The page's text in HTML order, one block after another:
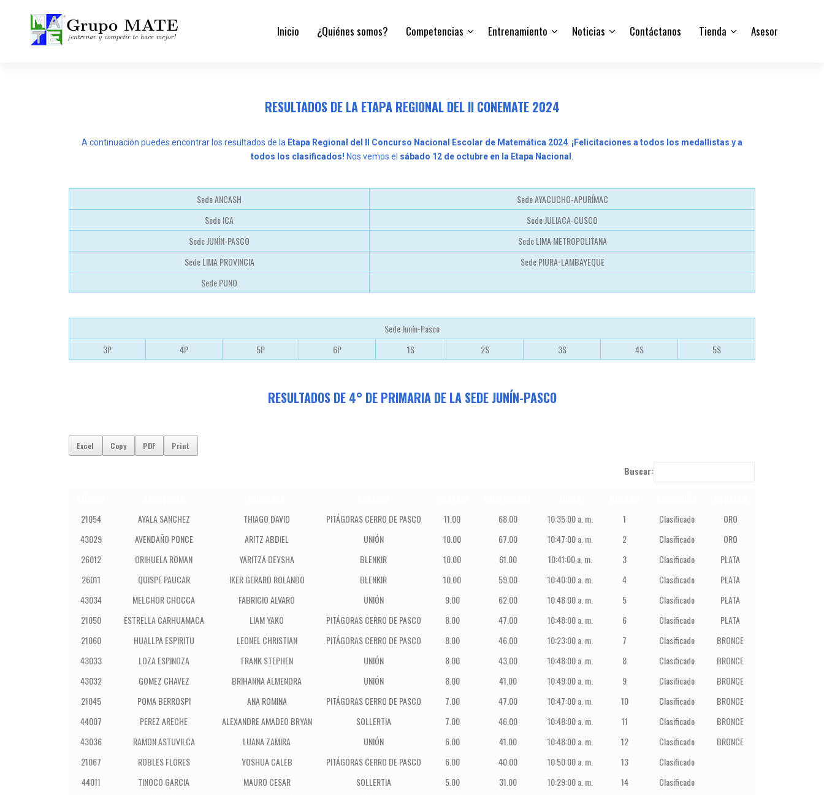
Inicio ¿Quiénes somos? Competencias Entrenamiento Noticias Contáctanos Tienda Asesor
RESULTADOS DE LA ETAPA REGIONAL DEL II CONEMATE 2024
A continuación puedes encontrar los resultados de la Etapa Regional del II Concurso Nacional Escolar de Matemática 2024 ¡Felicitaciones a todos los medallistas y a
todos los clasificados! Nos vemos el sábado 12 de octubre en la Etapa Nacional
Sede ANCASH
Sede AYACUCHO-APURÍMAC
Sede ICA
Sede JULIACA-CUSCO
Sede JUNÍN-PASCO
Sede LIMA METROPOLITANA
Sede LIMA PROVINCIA
Sede PIURA-LAMBAYEQUE
Sede PUNO
Sede Junín-Pasco
3P
4P 5P 6P 1S 2S 3S 4S 5S
RESULTADOS DE 4° DE PRIMARIA DE LA SEDE JUNÍN-PASCO
Excel Copy PDF Print
Buscar:
21054
AYALA SANCHEZ THIAGO DAVID PITÁGORAS CERRO DE PASCO 11.00 68.00 10:35:00 a. m. 1 Clasificado
ORO
43029
AVENDAÑO PONCE ARITZ ABDIEL UNIÓN 10.00 67.00 10:47:00 a. m. 2 Clasificado
ORO
26012
ORIHUELA ROMAN YARITZA DEYSHA BLENKIR 10.00 61.00 10:41:00 a. m. 3 Clasificado
PLATA
26011
QUISPE PAUCAR IKER GERARD ROLANDO BLENKIR 10.00 59.00 10:40:00 a. m. 4 Clasificado
PLATA
43034
MELCHOR CHOCCA FABRICIO ALVARO UNIÓN 9.00 62.00 10:48:00 a. m. 5 Clasificado
PLATA
21050
ESTRELLA CARHUAMACA LIAM YAKO PITÁGORAS CERRO DE PASCO 8.00 47.00 10:48:00 a. m. 6 Clasificado
PLATA
21060
HUALLPA ESPIRITU LEONEL CHRISTIAN PITÁGORAS CERRO DE PASCO 8.00 46.00 10:23:00 a. m. 7 Clasificado
BRONCE
43033
LOZA ESPINOZA FRANK STEPHEN UNIÓN 8.00 43.00 10:48:00 a. m. 8 Clasificado
BRONCE
43032
GOMEZ CHAVEZ BRIHANNA ALMENDRA UNIÓN 8.00 41.00 10:49:00 a. m. 9 Clasificado
BRONCE
21045
POMA BERROSPI ANA ROMINA PITÁGORAS CERRO DE PASCO 7.00 47.00 10:47:00 a. m. 10 Clasificado
BRONCE
44007
PEREZ ARECHE ALEXANDRE AMADEO BRYAN SOLLERTIA 7.00 46.00 10:48:00 a. m. 11 Clasificado
BRONCE
43036
RAMON ASTUVILCA LUANA ZAMIRA UNIÓN 6.00 41.00 10:48:00 a. m. 12 Clasificado
BRONCE
21067
ROBLES FLORES YOSHUA CALEB PITÁGORAS CERRO DE PASCO 6.00 40.00 10:50:00 a. m. 13
Clasificado
44011
TINOCO GARCIA MAURO CESAR SOLLERTIA 5.00 31.00 10:29:00 a. m. 14
Clasificado